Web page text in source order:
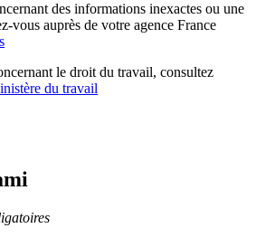
des informations inexactes ou une
vous auprès de votre agence France
le droit du travail, consultez
du travail